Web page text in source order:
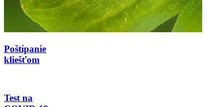
Poštípanie
kliešťom
Test na